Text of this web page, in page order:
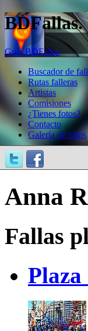
BDFallas.
Guía BDFallas
Buscador de
Rutas falleras
Artistas
Comisiones
¿Tienes fotos?
Contacto
Galería de fotos
Anna
Fallas